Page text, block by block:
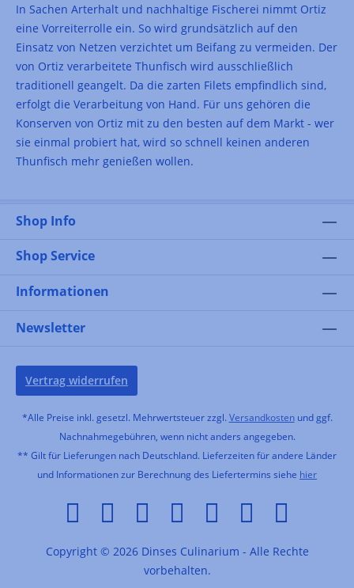
In Sachen Arterhalt und nachhaltige Fischerei nimmt Ortiz
eine Vorreiterrolle ein. So wird grundsätzlich auf den
Einsatz von Netzen verzichtet um Beifang zu vermeiden. Der
von Ortiz verarbeitete Thunfisch wird ausschließlich
traditionell geangelt. Da die zarten Filets empfindlich sind,
erfolgt die Verarbeitung von Hand. Für uns gehören die
Konserven von Ortiz mit zu den besten auf dem Markt - wer
sie einmal probiert hat, wird so schnell keinen anderen
Thunfisch mehr genießen wollen.
Shop Info
Shop Service
Informationen
Newsletter
Vertrag widerrufen
*Alle Preise inkl. gesetzl. Mehrwertsteuer zzgl. Versandkostenund ggf.
Nachnahmegebühren, wenn nicht anders angegeben.
** Gilt für Lieferungen nach Deutschland. Lieferzeiten für andere Länder
und Informationen zur Berechnung des Liefertermins siehe hier
Copyright © 2026 Dinses Culinarium - Alle Rechte
vorbehalten.